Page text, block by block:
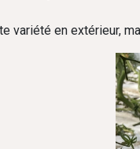
variété en extérieur,